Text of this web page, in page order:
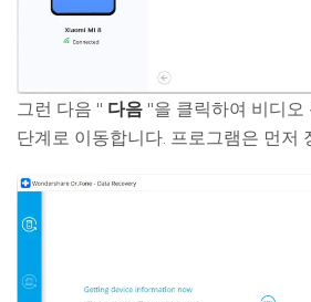
그런 다음 " 다음 "을 클릭하여 비디
단계로 이동합니다. 프로그램은 먼저